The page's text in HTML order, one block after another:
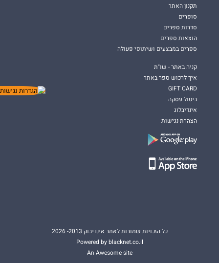
תקנון האתר
סופרים
סדרות ספרים
הוצאות ספרים
ספרים במבצעים ושיתופי פעולה
קניה באתר - שו"ת
איך לרכוש ספר באתר
GIFT CARD
ביטול עסקה
אינדיבלוג
הצהרת נגישות
כל הזכויות שמורות לאתר אינדיבוק 2013- 2026
Powered by blacknet.co.il
An Awesome site